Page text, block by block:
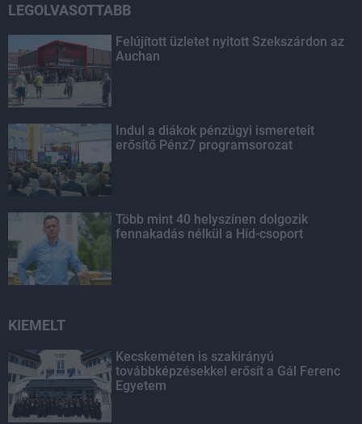
LEGOLVASOTTABB
Felújított üzletet nyitott Szekszárdon az
Auchan
Indul a diákok pénzügyi ismereteit
erősítő Pénz7 programsorozat
Több mint 40 helyszínen dolgozik
fennakadás nélkül a Híd-csoport
KIEMELT
Kecskeméten is szakirányú
továbbképzésekkel erősít a Gál Ferenc
Egyetem